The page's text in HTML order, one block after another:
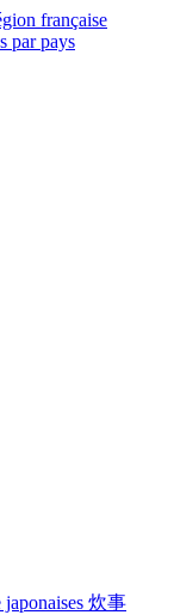
française
par pays
japonaises 炊事